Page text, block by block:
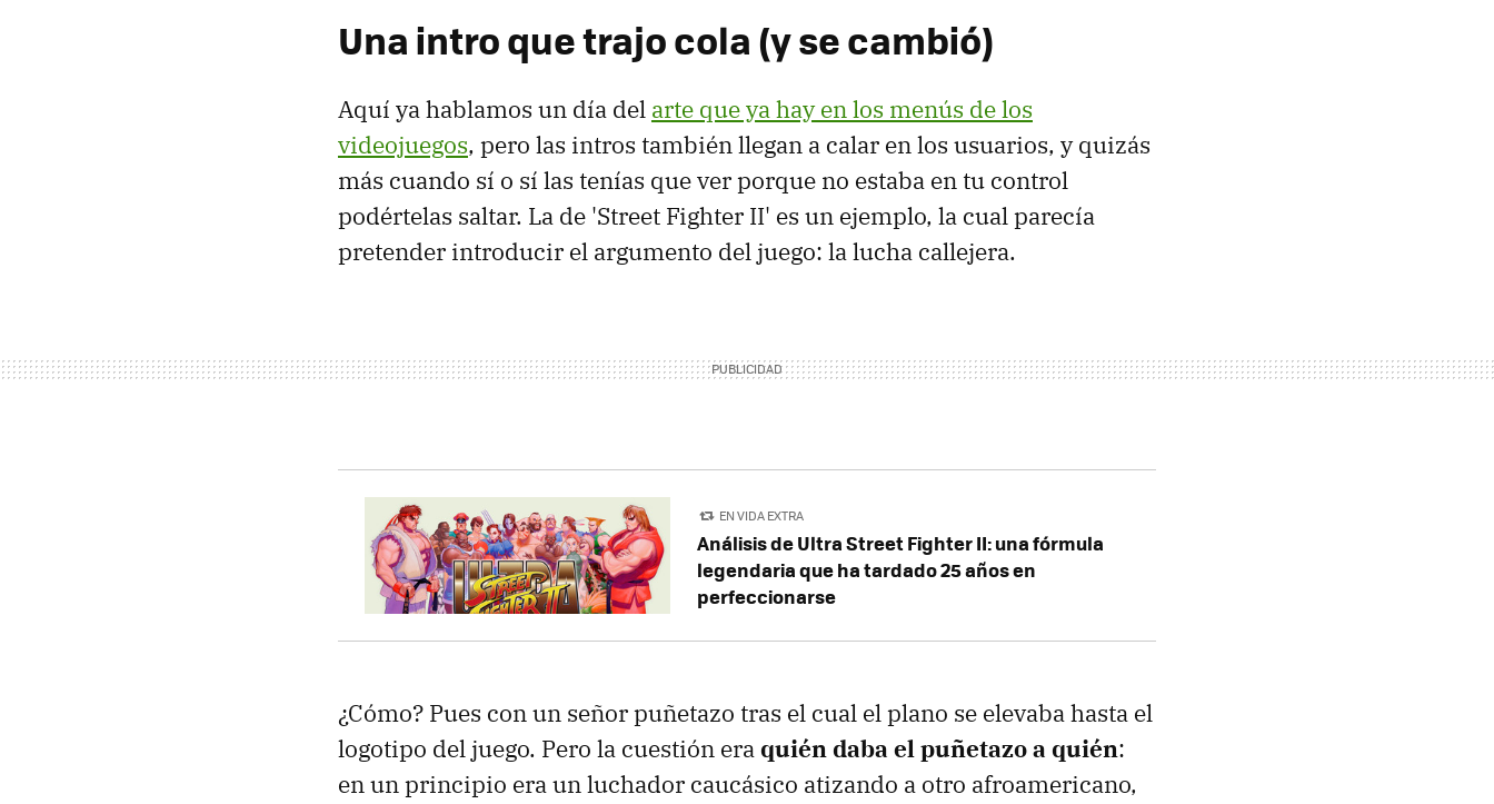
Una intro que trajo cola (y se cambió)
Aquí ya hablamos un día del arte que ya hay en los menús de los
videojuegos, pero las intros también llegan a calar en los usuarios, y quizás
más cuando sí o sí las tenías que ver porque no estaba en tu control
podértelas saltar. La de 'Street Fighter II' es un ejemplo, la cual parecía
pretender introducir el argumento del juego: la lucha callejera.
EN VIDA EXTRA
Análisis de Ultra Street Fighter II: una fórmula
legendaria que ha tardado 25 años en
perfeccionarse
¿Cómo? Pues con un señor puñetazo tras el cual el plano se elevaba hasta el
logotipo del juego. Pero la cuestión eraquién daba el puñetazo a quién:
en un principio era un luchador caucásico atizando a otro afroamericano,